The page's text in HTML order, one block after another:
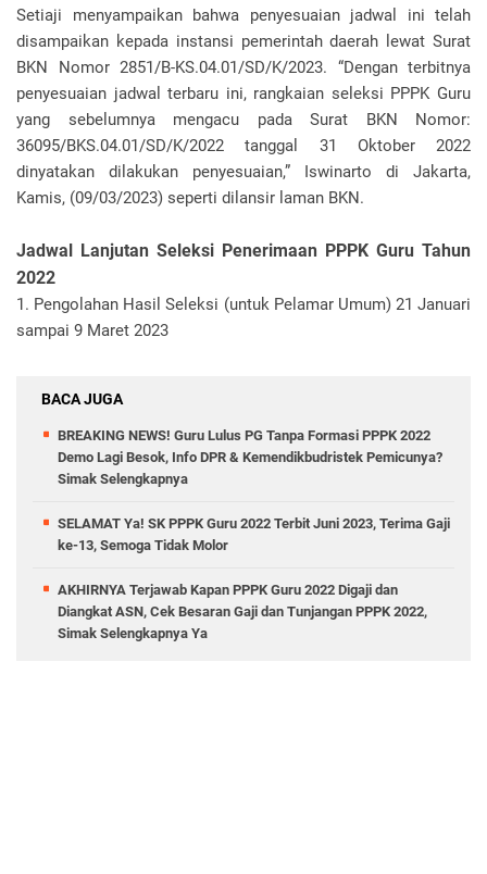
Setiaji menyampaikan bahwa penyesuaian jadwal ini telah
disampaikan kepada instansi pemerintah daerah lewat Surat
BKN Nomor 2851/B-KS.04.01/SD/K/2023. “Dengan terbitnya
penyesuaian jadwal terbaru ini, rangkaian seleksi PPPK Guru
yang sebelumnya mengacu pada Surat BKN Nomor:
36095/BKS.04.01/SD/K/2022 tanggal 31 Oktober 2022
dinyatakan dilakukan penyesuaian,” Iswinarto di Jakarta,
Kamis, (09/03/2023) seperti dilansir laman BKN.
Jadwal Lanjutan Seleksi Penerimaan PPPK Guru Tahun
2022
1. Pengolahan Hasil Seleksi (untuk Pelamar Umum) 21 Januari
sampai 9 Maret 2023
BACA JUGA
BREAKING NEWS! Guru Lulus PG Tanpa Formasi PPPK 2022
Demo Lagi Besok, Info DPR & Kemendikbudristek Pemicunya?
Simak Selengkapnya
SELAMAT Ya! SK PPPK Guru 2022 Terbit Juni 2023, Terima Gaji
ke-13, Semoga Tidak Molor
AKHIRNYA Terjawab Kapan PPPK Guru 2022 Digaji dan
Diangkat ASN, Cek Besaran Gaji dan Tunjangan PPPK 2022,
Simak Selengkapnya Ya